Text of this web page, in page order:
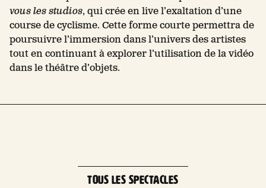
vous les studios, qui crée en live l’exaltation d’une
course de cyclisme. Cette forme courte permettra de
poursuivre l’immersion dans l’univers des artistes
tout en continuant à explorer l’utilisation de la vidéo
dans le théâtre d’objets.
Labrador, Honfleur, France
TOUS LES SPECTACLES